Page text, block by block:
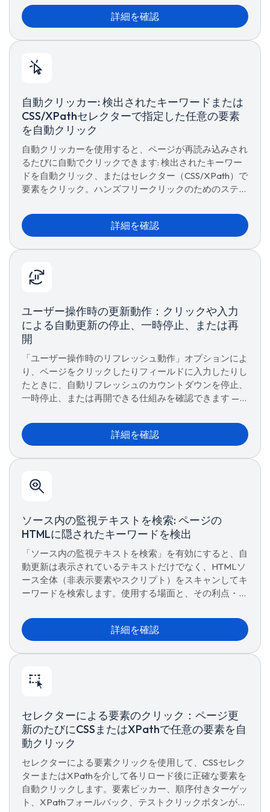
詳細を確認
自動クリッカー: 検出されたキーワードまたは
CSS/XPathセレクターで指定した任意の要素
を自動クリック
自動クリッカーを使用すると、ページが再読み込みされ
るたびに自動でクリックできます: 検出されたキーワー
ドを自動クリック、またはセレクター（CSS/XPath）で
要素をクリック。ハンズフリークリックのためのステッ
詳細を確認
ユーザー操作時の更新動作：クリックや入力
による自動更新の停止、一時停止、または再
開
「ユーザー操作時のリフレッシュ動作」オプションによ
り、ページをクリックしたりフィールドに入力したりし
たときに、自動リフレッシュのカウントダウンを停止、
一時停止、または再開できる仕組みを確認できます —
はありません。
詳細を確認
ソース内の監視テキストを検索: ページの
HTMLに隠されたキーワードを検出
「ソース内の監視テキストを検索」を有効にすると、自
動更新は表示されているテキストだけでなく、HTMLソ
ース全体（非表示要素やスクリプト）をスキャンしてキ
ーワードを検索します。使用する場面と、その利点・欠
詳細を確認
セレクターによる要素のクリック：ページ更
新のたびにCSSまたはXPathで任意の要素を自
動クリック
セレクターによる要素クリックを使用して、CSSセレク
ターまたはXPathを介して各リロード後に正確な要素を
自動クリックします。要素ピッカー、順序付きターゲッ
ト、XPathフォールバック、テストクリックボタンが含